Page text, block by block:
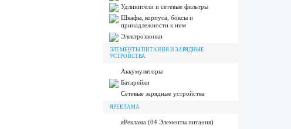
Удлинители и сетевые фильтры
Шкафы, корпуса, боксы и
принадлежности к ним
Электрозвонки
ЭЛЕМЕНТЫ ПИТАНИЯ И ЗАРЯДНЫЕ
УСТРОЙСТВА
Аккумуляторы
Батарейки
Сетевые зарядные устройства
ЯРЕКЛАМА
яРеклама (04 Элементы питания)